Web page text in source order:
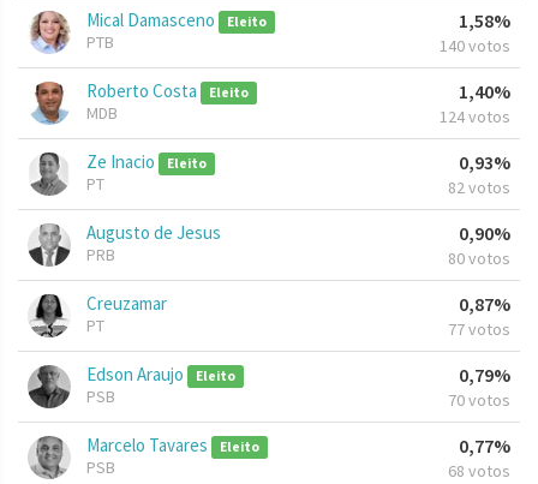
Mical Damasceno Eleito
PTB
1,58%
140 votos
Roberto Costa Eleito
MDB
1,40%
124 votos
Ze Inacio Eleito
PT
0,93%
82 votos
Augusto de Jesus
PRB
0,90%
80 votos
Creuzamar
PT
0,87%
77 votos
Edson Araujo Eleito
PSB
0,79%
70 votos
Marcelo Tavares Eleito
PSB
0,77%
68 votos